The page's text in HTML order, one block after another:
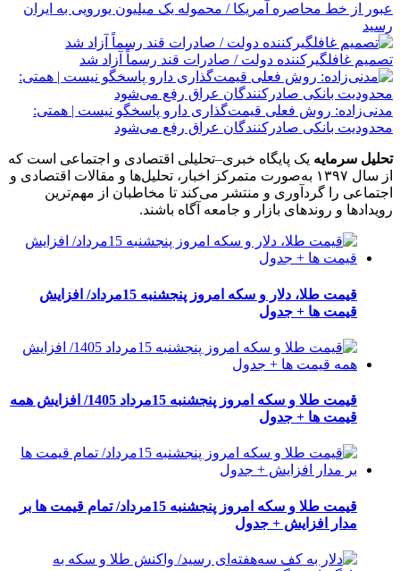
عبور از خط محاصره آمریکا / محموله یک میلیون یورویی به ایران
رسید
تصمیم غافلگیرکننده دولت / صادرات قند رسماً آزاد شد
مدنی‌زاده: روش فعلی قیمت‌گذاری دارو پاسخگو نیست | همتی:
محدودیت بانکی صادرکنندگان عراق رفع می‌شود
تحلیل سرمایه یک پایگاه خبری–تحلیلی اقتصادی و اجتماعی است که
از سال ۱۳۹۷ به‌صورت متمرکز اخبار، تحلیل‌ها و مقالات اقتصادی و
اجتماعی را گردآوری و منتشر می‌کند تا مخاطبان از مهم‌ترین
رویدادها و روندهای بازار و جامعه آگاه باشند.
قیمت طلا، دلار و سکه امروز پنجشنبه 15مرداد/ افزایش
قیمت ها + جدول
قیمت طلا و سکه امروز پنجشنبه 15مرداد 1405/ افزایش همه
قیمت ها + جدول
قیمت طلا و سکه امروز پنجشنبه 15مرداد/ تمام قیمت ها بر
مدار افزایش + جدول